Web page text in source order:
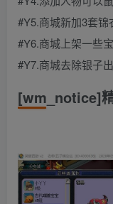
#Y5.商城新加3套锦
#Y6.商城上架一些
#Y7.商城去除银子
[wm_notice]